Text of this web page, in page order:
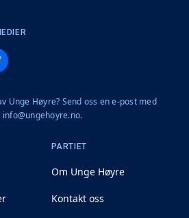
Unge Høyre? Send oss en e-post med
PARTIET
Om Unge Høyre
Kontakt oss